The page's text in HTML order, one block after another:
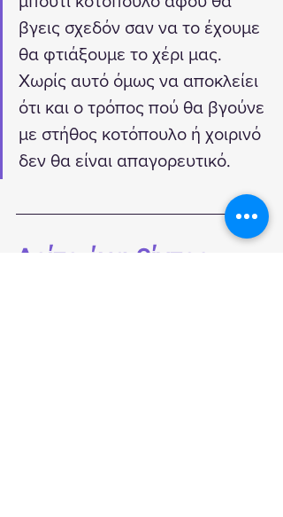
βγεις σχεδόν σαν να το έχουμε
θα φτιάξουμε το χέρι μας.
Χωρίς αυτό όμως να αποκλείει
ότι και ο τρόπος πού θα βγούνε
με στήθος κοτόπουλο ή χοιρινό
δεν θα είναι απαγορευτικό.
Δείτε ένα βίντεο